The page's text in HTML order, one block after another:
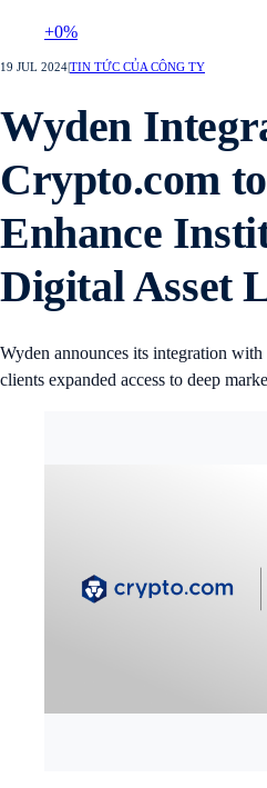
+0%
19 JUL 2024TIN TỨC CỦA CÔNG TY
Wyden
Crypto.com
Enhance
Digital Asset
Wyden announces its integration
clients expanded access to deep